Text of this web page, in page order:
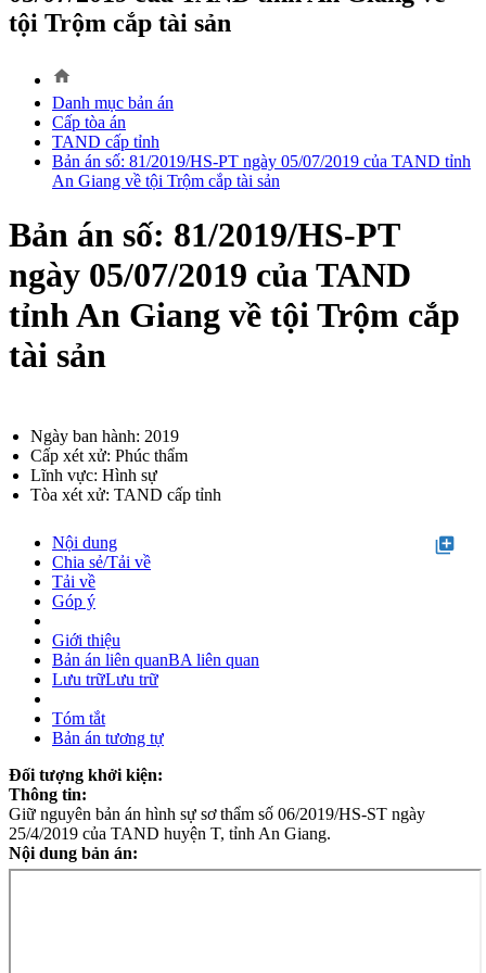
tội Trộm cắp tài sản
home
Danh mục bản án
Cấp tòa án
TAND cấp tỉnh
Bản án số: 81/2019/HS-PT ngày 05/07/2019 của TAND tỉnh
An Giang về tội Trộm cắp tài sản
Bản án số: 81/2019/HS-PT
ngày 05/07/2019 của TAND
tỉnh An Giang về tội Trộm cắp
tài sản
Ngày ban hành: 2019
Cấp xét xử: Phúc thẩm
Lĩnh vực: Hình sự
Tòa xét xử: TAND cấp tỉnh
library_add
Nội dung
Chia sẻ/Tải về
Tải về
Góp ý
Giới thiệu
Bản án liên quanBA liên quan
Lưu trữLưu trữ
Tóm tắt
Bản án tương tự
Đối tượng khởi kiện:
Thông tin:
Giữ nguyên bản án hình sự sơ thẩm số 06/2019/HS-ST ngày
25/4/2019 của TAND huyện T, tỉnh An Giang.
Nội dung bản án: